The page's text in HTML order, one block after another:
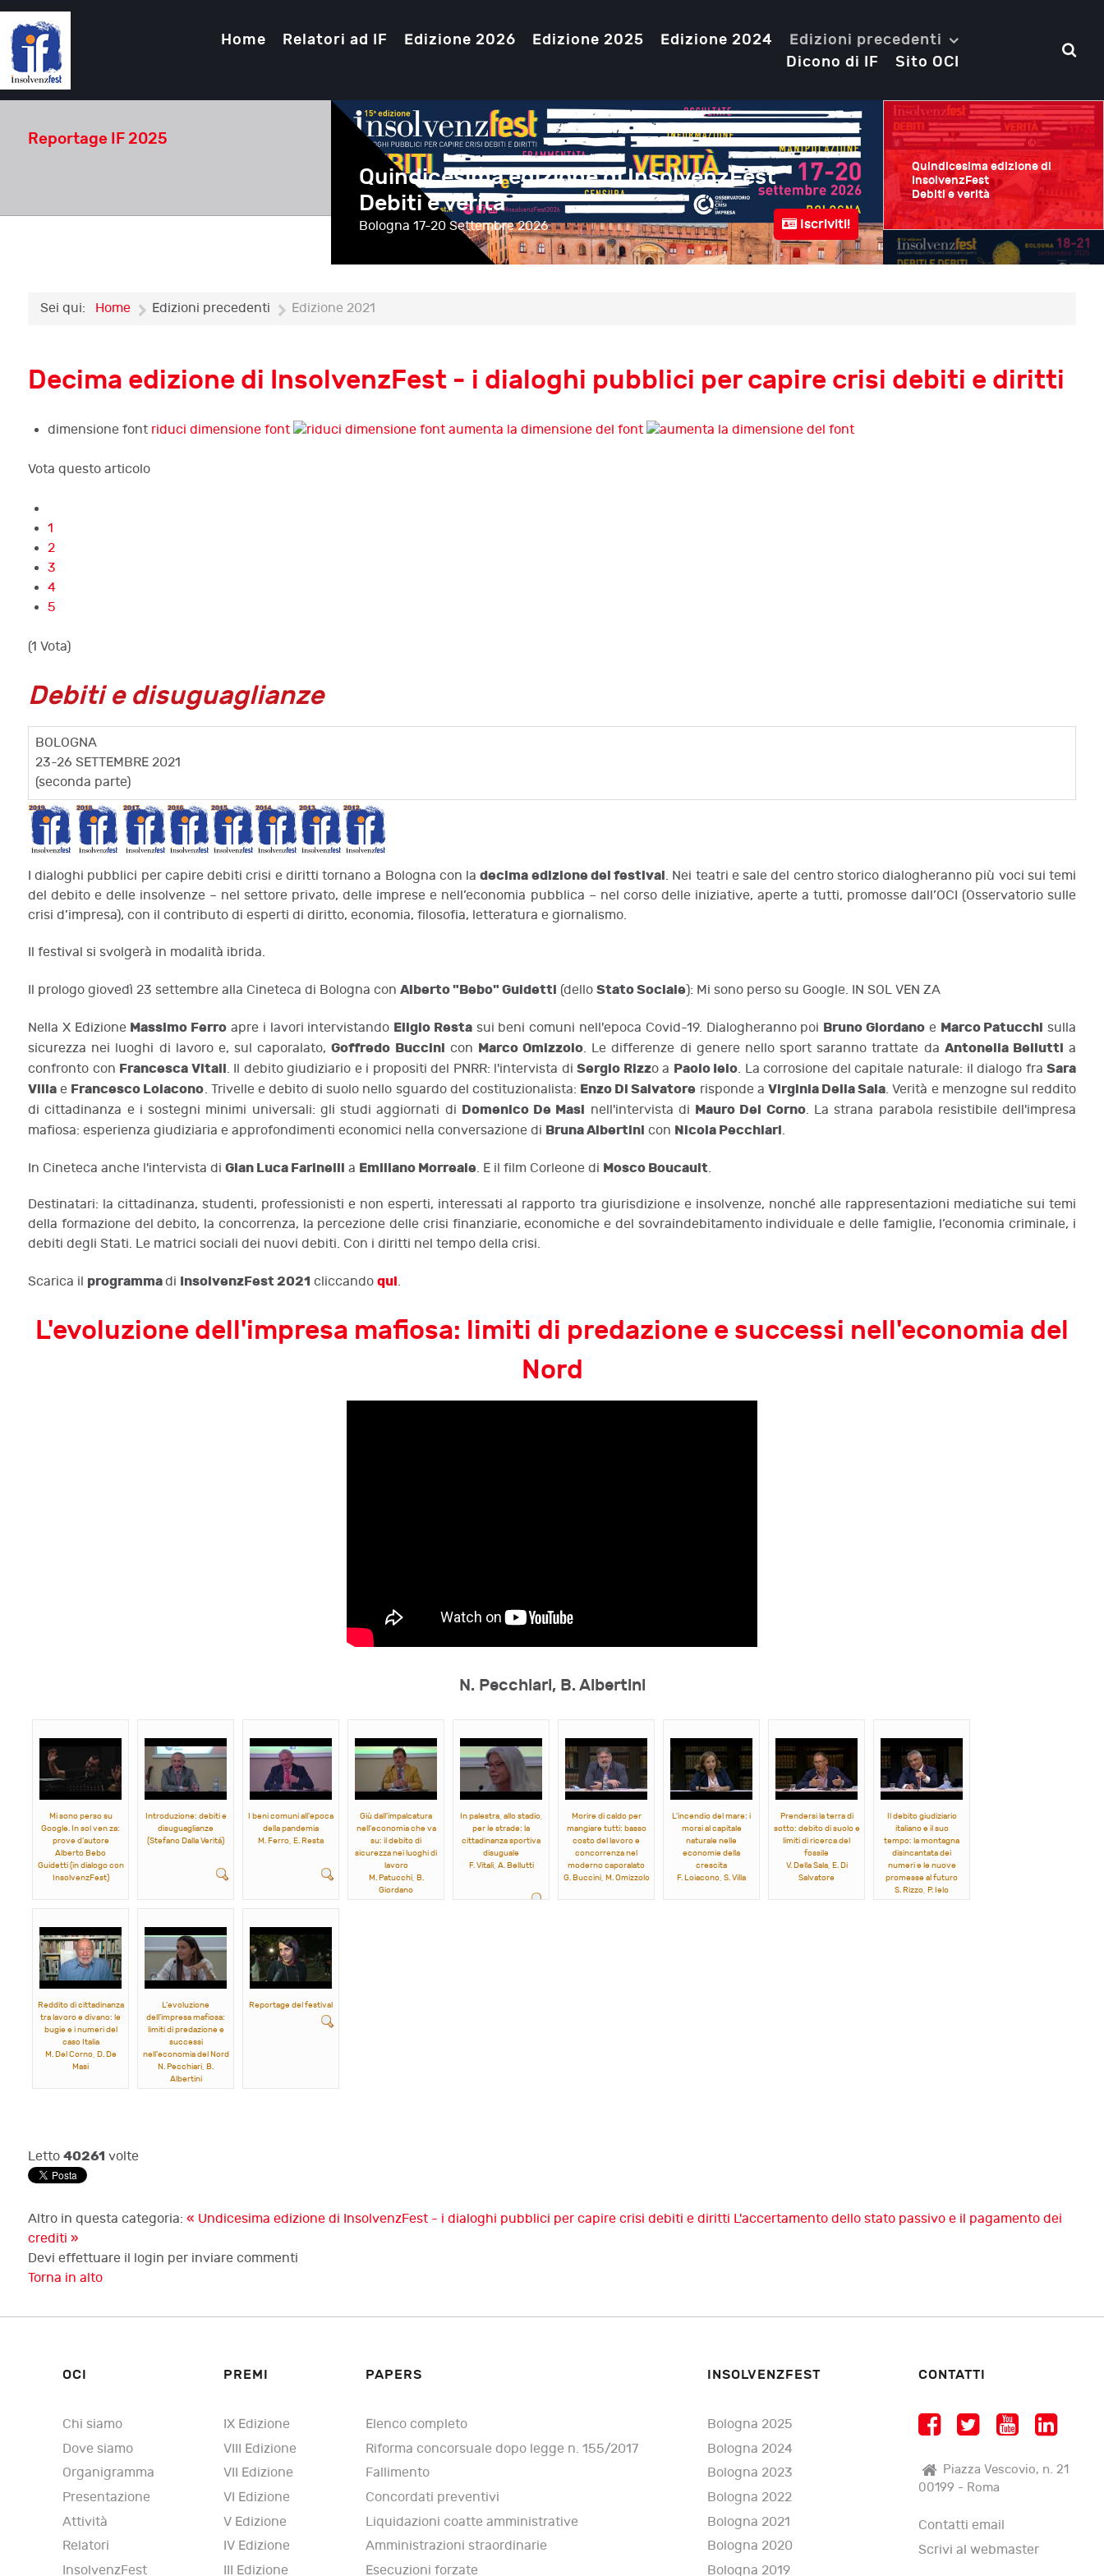
Home Relatori ad IF Edizione 2026 Edizione 2025 Edizione 2024
Edizioni precedenti
Dicono di IF
Sito OCI
Reportage IF 2025
Iscriviti!
Quindicesima edizione di InsolvenzFest
Debiti e verità
Bologna 17-20 Settembre 2026
Quattordicesima
Debiti e debiti
Bologna 18-21 Settembre 2025
Quindicesima edizione di
InsolvenzFest
Debiti e verità
Sei qui: Home Edizioni precedenti Edizione 2021
Decima edizione di InsolvenzFest - i dialoghi pubblici per capire crisi debiti e diritti
dimensione font riduci dimensione font aumenta la dimensione del font
Vota questo articolo
1
2
3
4
5
(1 Vota)
Debiti e disuguaglianze
BOLOGNA
23-26 SETTEMBRE 2021
(seconda parte)
I dialoghi pubblici per capire debiti crisi e diritti tornano a Bologna con ladecima edizione del festival. Nei teatri e sale del centro storico dialogheranno più voci sui temi
del debito e delle insolvenze – nel settore privato, delle imprese e nell’economia pubblica – nel corso delle iniziative, aperte a tutti, promosse dall’OCI (Osservatorio sulle
crisi d’impresa), con il contributo di esperti di diritto, economia, filosofia, letteratura e giornalismo.
Il festival si svolgerà in modalità ibrida.
Il prologo giovedì 23 settembre alla Cineteca di Bologna con Alberto "Bebo" Guidetti (dello Stato Sociale): Mi sono perso su Google. IN SOL VEN ZA
Nella X Edizione Massimo Ferro apre i lavori intervistando Eligio Restasui beni comuni nell'epoca Covid-19. Dialogheranno poi Bruno Giordanoe Marco Patucchi sulla
sicurezza nei luoghi di lavoro e, sul caporalato,Goffredo Buccini con Marco Omizzolo. Le differenze di genere nello sport saranno trattate da Antonella Bellutti a
confronto con Francesca Vitali. Il debito giudiziario e i propositi del PNRR: l'intervista diSergio Rizzo a Paolo Ielo. La corrosione del capitale naturale: il dialogo fraSara
Villa e Francesco Loiacono. Trivelle e debito di suolo nello sguardo del costituzionalista: Enzo Di Salvatore risponde a Virginia Della Sala. Verità e menzogne sul reddito
di cittadinanza e i sostegni minimi universali: gli studi aggiornati di Domenico De Masi nell'intervista di Mauro Del Corno. La strana parabola resistibile dell'impresa
mafiosa: esperienza giudiziaria e approfondimenti economici nella conversazione di Bruna Albertini con Nicola Pecchiari.
In Cineteca anche l'intervista di Gian Luca Farinelli a Emiliano Morreale. E il film Corleone di Mosco Boucault.
Destinatari: la cittadinanza, studenti, professionisti e non esperti, interessati al rapporto tra giurisdizione e insolvenze, nonché alle rappresentazioni mediatiche sui temi
della formazione del debito, la concorrenza, la percezione delle crisi finanziarie, economiche e del sovraindebitamento individuale e delle famiglie, l’economia criminale, i
debiti degli Stati. Le matrici sociali dei nuovi debiti. Con i diritti nel tempo della crisi.
Scarica il programmadi InsolvenzFest 2021 cliccando qui.
L'evoluzione dell'impresa mafiosa: limiti di predazione e successi nell'economia del
Nord
N. Pecchiari, B. Albertini
Mi sono perso su
Google. In sol ven za:
prove d'autore
Alberto Bebo
Guidetti (in dialogo con
InsolvenzFest)
Introduzione: debiti e
disuguaglianze
(Stefano Dalla Veritá)
I beni comuni all'epoca
della pandemia
M. Ferro, E. Resta
Giù dall'impalcatura
nell'economia che va
su: il debito di
sicurezza nei luoghi di
lavoro
M. Patucchi, B.
Giordano
In palestra, allo stadio,
per le strade: la
cittadinanza sportiva
disuguale
F. Vitali, A. Bellutti
Morire di caldo per
mangiare tutti: basso
costo del lavoro e
concorrenza nel
moderno caporalato
G. Buccini, M. Omizzolo
L'incendio del mare: i
morsi al capitale
naturale nelle
economie della
crescita
F. Loiacono, S. Villa
Prendersi la terra di
sotto: debito di suolo e
limiti di ricerca del
fossile
V. Della Sala, E. Di
Salvatore
Il debito giudiziario
italiano e il suo
tempo: la montagna
disincantata dei
numeri e le nuove
promesse al futuro
S. Rizzo, P. Ielo
Reddito di cittadinanza
tra lavoro e divano: le
bugie e i numeri del
caso Italia
M. Del Corno, D. De
Masi
L'evoluzione
dell'impresa mafiosa:
limiti di predazione e
successi
nell'economia del Nord
N. Pecchiari, B.
Albertini
Reportage del festival
Letto 40261 volte
Altro in questa categoria: « Undicesima edizione di InsolvenzFest - i dialoghi pubblici per capire crisi debiti e diritti L'accertamento dello stato passivo e il pagamento dei
crediti »
Devi effettuare il login per inviare commenti
Torna in alto
OCI
Chi siamo
Dove siamo
Organigramma
Presentazione
Attività
Relatori
InsolvenzFest
PREMI
IX Edizione
VIII Edizione
VII Edizione
VI Edizione
V Edizione
IV Edizione
III Edizione
PAPERS
Elenco completo
Riforma concorsuale dopo legge n. 155/2017
Fallimento
Concordati preventivi
Liquidazioni coatte amministrative
Amministrazioni straordinarie
Esecuzioni forzate
INSOLVENZFEST
Bologna 2025
Bologna 2024
Bologna 2023
Bologna 2022
Bologna 2021
Bologna 2020
Bologna 2019
CONTATTI
Piazza Vescovio, n. 21
00199 - Roma
Contatti email
Scrivi al webmaster